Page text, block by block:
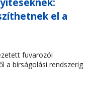
el a
fuvarozói
a bírságolási rendszerig